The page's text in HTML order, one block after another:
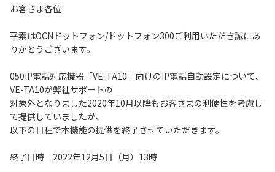
各種ダウンロード
お問い合わせ
履歴・お気に入り
お知らせ サポートサイトの使い方
お客さま各位
平素はOCNドットフォン/ドットフォン300ご利用いただき誠にあ
りがとうございます。
050IP電話対応機器「VE-TA10」向けのIP電話自動設定について、
VE-TA10が弊社サポートの
対象外となりました2020年10月以降もお客さまの利便性を考慮し
て提供していましたが、
以下の日程で本機能の提供を終了させていただきます。
終了日時 2022年12月5日（月）13時